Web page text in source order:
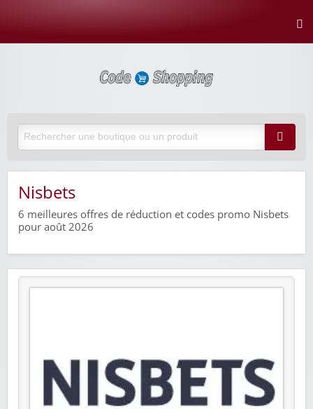
Nisbets
6 meilleures offres de réduction et codes promo Nisbets
pour août 2026